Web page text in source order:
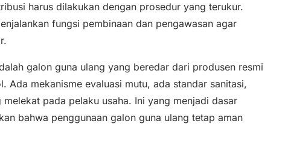
harus dilakukan dengan prosedur yang terukur.
fungsi pembinaan dan pengawasan agar
galon guna ulang yang beredar dari produsen resmi
Ada mekanisme evaluasi mutu, ada standar sanitasi,
pada pelaku usaha. Ini yang menjadi dasar
bahwa penggunaan galon guna ulang tetap aman